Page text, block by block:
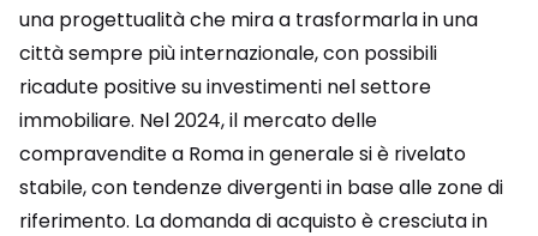
una progettualità che mira a trasformarla in una
città sempre più internazionale, con possibili
ricadute positive su investimenti nel settore
immobiliare. Nel 2024, il mercato delle
compravendite a Roma in generale si è rivelato
stabile, con tendenze divergenti in base alle zone di
riferimento. La domanda di acquisto è cresciuta in